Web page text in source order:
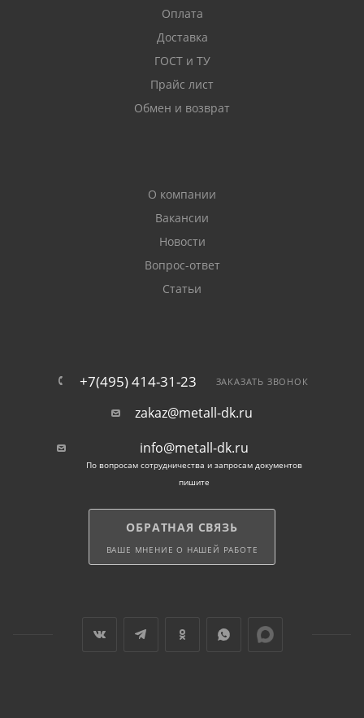
Оплата
Доставка
ГОСТ и ТУ
Прайс лист
Обмен и возврат
О компании
Вакансии
Новости
Вопрос-ответ
Статьи
+7(495) 414-31-23 ЗАКАЗАТЬ ЗВОНОК
zakaz@metall-dk.ru
info@metall-dk.ru
По вопросам сотрудничества и запросам документов
пишите
ОБРАТНАЯ СВЯЗЬ
ВАШЕ МНЕНИЕ О НАШЕЙ РАБОТЕ